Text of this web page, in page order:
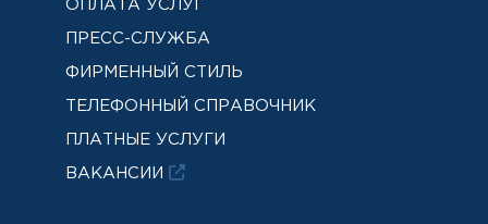
ОПЛАТА УСЛУГ
ПРЕСС-СЛУЖБА
ФИРМЕННЫЙ СТИЛЬ
ТЕЛЕФОННЫЙ СПРАВОЧНИК
ПЛАТНЫЕ УСЛУГИ
ВАКАНСИИ